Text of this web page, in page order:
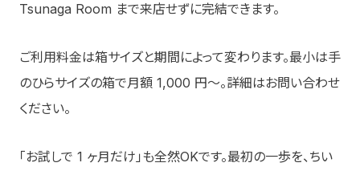
Tsunaga Room まで来店せずに完結できます。
ご利用料金は箱サイズと期間によって変わります。最小は手
のひらサイズの箱で月額 1,000 円〜。詳細はお問い合わせ
ください。
「お試しで 1 ヶ月だけ」も全然OKです。最初の一歩を、ちい